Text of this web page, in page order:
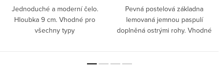
Jednoduché a moderní čelo.
Hloubka 9 cm. Vhodné pro
všechny typy
Pevná postelová základna
lemovaná jemnou paspulí
doplněná ostrými rohy. Vhodné